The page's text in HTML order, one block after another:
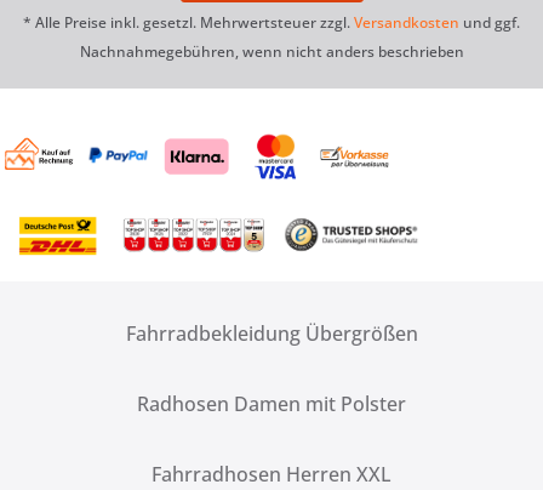
* Alle Preise inkl. gesetzl. Mehrwertsteuer zzgl.Versandkosten und ggf.
Nachnahmegebühren, wenn nicht anders beschrieben
Fahrradbekleidung Übergrößen
Radhosen Damen mit Polster
Fahrradhosen Herren XXL